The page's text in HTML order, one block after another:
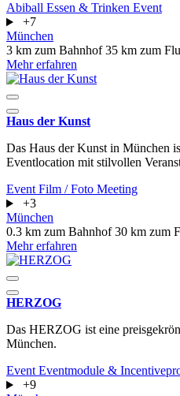
Abiball Essen & Trinken Event
+7
München
3 km zum Bahnhof35 km zum
Mehr erfahren
Haus der Kunst
Das Haus der Kunst in München
Eventlocation mit stilvollen
Event Film / Foto Meeting
+3
München
0.3 km zum Bahnhof30 km zum
Mehr erfahren
HERZOG
Das HERZOG ist eine
München.
Event Eventmodule &
+9